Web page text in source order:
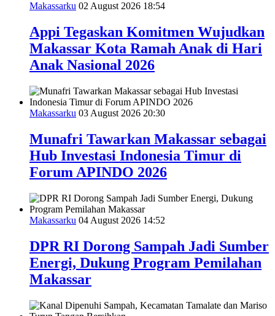
Makassarku 02 August 2026 18:54
Appi Tegaskan Komitmen Wujudkan
Makassar Kota Ramah Anak di Hari
Anak Nasional 2026
Makassarku 03 August 2026 20:30
Munafri Tawarkan Makassar sebagai
Hub Investasi Indonesia Timur di
Forum APINDO 2026
Makassarku 04 August 2026 14:52
DPR RI Dorong Sampah Jadi Sumber
Energi, Dukung Program Pemilahan
Makassar